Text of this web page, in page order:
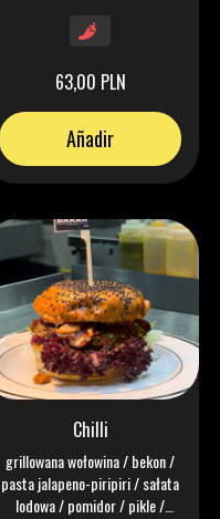
/ 2x ser mimolette / bekon /
pikle / cebula czerwona /
sałata lodowa / sos
musztardowy / chipotle mayo /
buła maślana w standardcie
63,00 PLN
Añadir
Chilli
grillowana wołowina / bekon /
pasta jalapeno-piripiri / sałata
lodowa / pomidor / pikle /